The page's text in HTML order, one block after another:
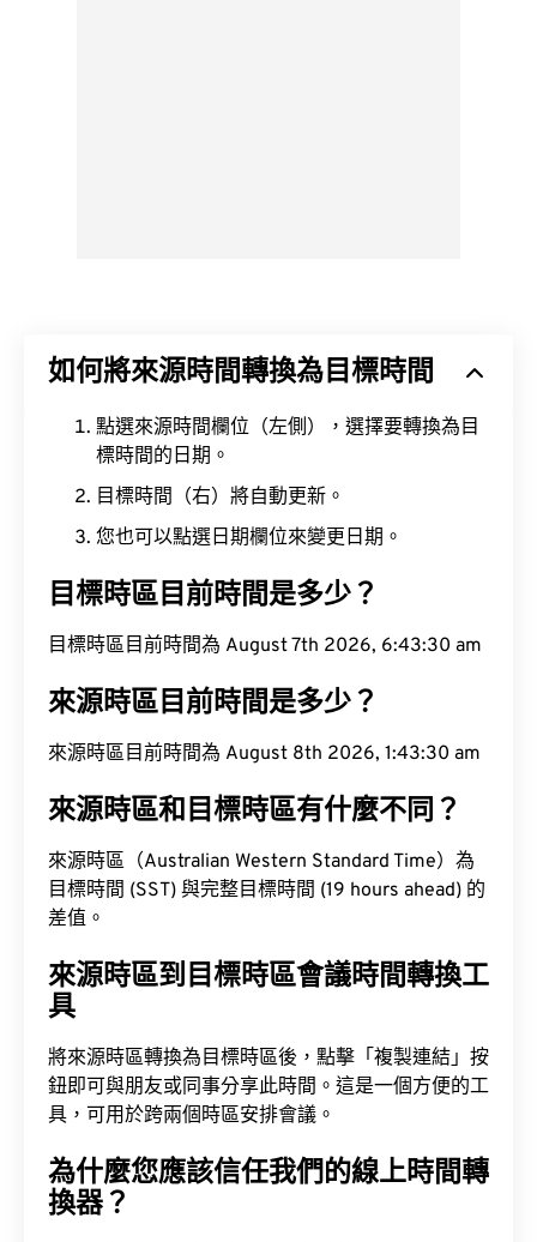
如何將來源時間轉換為目標時間
點選來源時間欄位（左側），選擇要轉換為目
標時間的日期。
目標時間（右）將自動更新。
您也可以點選日期欄位來變更日期。
目標時區目前時間是多少？
目標時區目前時間為 August 7th 2026, 6:43:31 am
來源時區目前時間是多少？
來源時區目前時間為 August 8th 2026, 1:43:31 am
來源時區和目標時區有什麼不同？
來源時區（Australian Western Standard Time）為
目標時間 (SST) 與完整目標時間 (19 hours ahead) 的
差值。
來源時區到目標時區會議時間轉換工
具
將來源時區轉換為目標時區後，點擊「複製連結」按
鈕即可與朋友或同事分享此時間。這是一個方便的工
具，可用於跨兩個時區安排會議。
為什麼您應該信任我們的線上時間轉
換器？